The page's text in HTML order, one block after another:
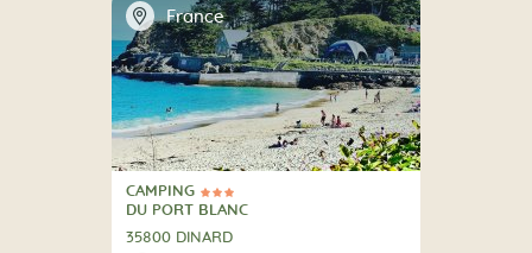
📍 France
3 Stelle
CAMPING
CAMPING
DU PORT BLANC
35800 DINARD